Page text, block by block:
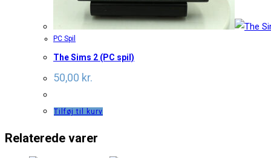
PC Spil
The Sims 2 (PC spil)
50,00 kr.
Tilføj til kurv
Relaterede varer